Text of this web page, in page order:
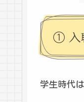
① 入
学生時代